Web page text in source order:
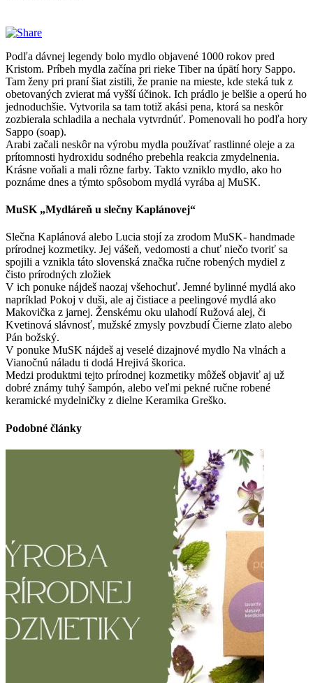
Podľa dávnej legendy bolo mydlo objavené 1000 rokov pred
Kristom. Príbeh mydla začína pri rieke Tiber na úpätí hory Sappo.
Tam ženy pri praní šiat zistili, že pranie na mieste, kde steká tuk z
obetovaných zvierat má vyšší účinok. Ich prádlo je belšie a operú ho
jednoduchšie. Vytvorila sa tam totiž akási pena, ktorá sa neskôr
zozbierala schladila a nechala vytvrdnúť. Pomenovali ho podľa hory
Sappo (soap).
Arabi začali neskôr na výrobu mydla používať rastlinné oleje a za
prítomnosti hydroxidu sodného prebehla reakcia zmydelnenia.
Krásne voňali a mali rôzne farby. Takto vzniklo mydlo, ako ho
poznáme dnes a týmto spôsobom mydlá vyrába aj MuSK.
MuSK „Mydláreň u slečny Kaplánovej“
Slečna Kaplánová alebo Lucia stojí za zrodom MuSK- handmade
prírodnej kozmetiky. Jej vášeň, vedomosti a chuť niečo tvoriť sa
spojili a vznikla táto slovenská značka ručne robených mydiel z
čisto prírodných zložiek
V ich ponuke nájdeš naozaj všehochuť. Jemné bylinné mydlá ako
napríklad Pokoj v duši, ale aj čistiace a peelingové mydlá ako
Makovička z jarnej. Ženskému oku ulahodí Ružová alej, či
Kvetinová slávnosť, mužské zmysly povzbudí Čierne zlato alebo
Pán božský.
V ponuke MuSK nájdeš aj veselé dizajnové mydlo Na vlnách a
Vianočnú náladu ti dodá Hrejivá škorica.
Medzi produktmi tejto prírodnej kozmetiky môžeš objaviť aj už
dobré známy tuhý šampón, alebo veľmi pekné ručne robené
keramické mydelničky z dielne Keramika Greško.
Podobné články